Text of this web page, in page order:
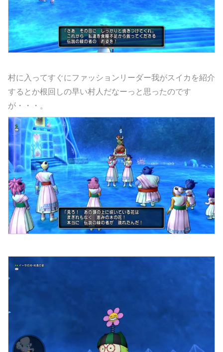
村に入ってすぐにファッションリーダー我がスイカを紹介
するとか根回しの早い村人だなーっと思ったのです
が・・・。